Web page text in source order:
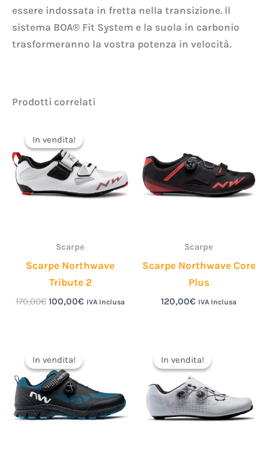
essere indossata in fretta nella transizione. ll
sistema BOA® Fit System e la suola in carbonio
trasformeranno la vostra potenza in velocità.
Prodotti correlati
In vendita!
In vendita!
Scarpe
Scarpe Northwave
Tribute 2
170,00€
originale
era:
170,00€.
100,00€
100,00€.
IVA Inclusa
Scarpe
Scarpe Northwave Core
Plus
120,00€ IVA Inclusa
In vendita!
In vendita! In vendita!
In vendita!
originale
era:
320,00€.240,00€.